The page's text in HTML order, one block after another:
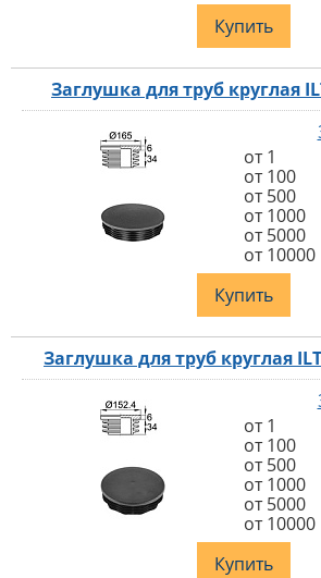
Купить
Заглушка для труб круглая
от 1
от 100
от 500
от 1000
от 5000
от 10000
Купить
Заглушка для труб круглая
от 1
от 100
от 500
от 1000
от 5000
от 10000
Купить